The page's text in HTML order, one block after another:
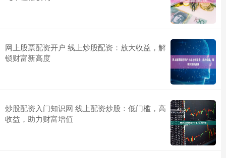
网上股票配资开户 线上炒股配资：放大收益，解
锁财富新高度
炒股配资入门知识网 线上配资炒股：低门槛，高
收益，助力财富增值